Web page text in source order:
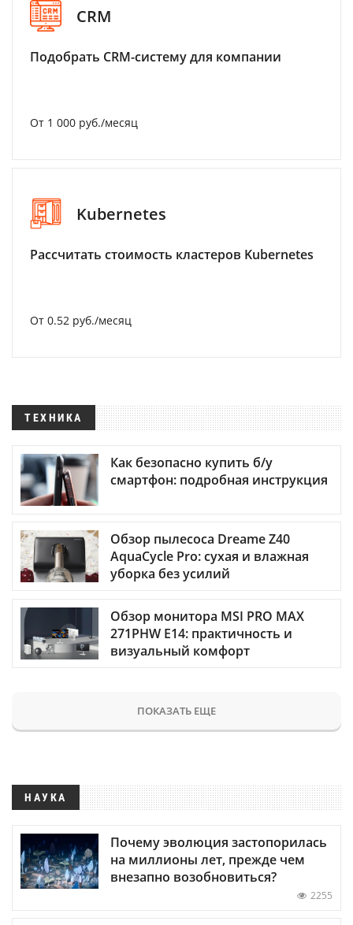
CRM
Подобрать CRM-систему для компании
От 1 000 руб./месяц
Kubernetes
Рассчитать стоимость кластеров Kubernetes
От 0.52 руб./месяц
ТЕХНИКА
Как безопасно купить б/у
смартфон: подробная инструкция
Обзор пылесоса Dreame Z40
AquaCycle Pro: сухая и влажная
уборка без усилий
Обзор монитора MSI PRO MAX
271PHW E14: практичность и
визуальный комфорт
ПОКАЗАТЬ ЕЩЕ
НАУКА
Почему эволюция застопорилась
на миллионы лет, прежде чем
внезапно возобновиться?
2255